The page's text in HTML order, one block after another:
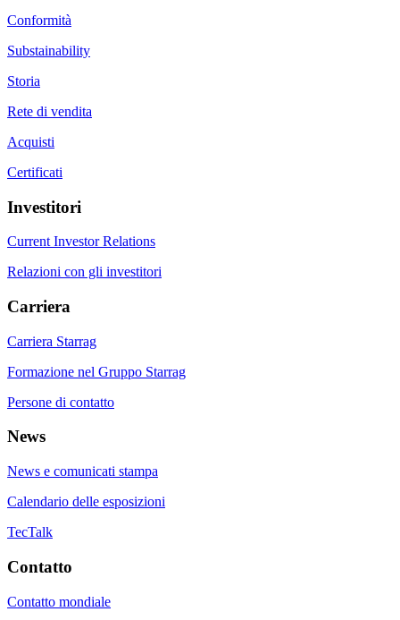
Conformità
Substainability
Storia
Rete di vendita
Acquisti
Certificati
Investitori
Current Investor Relations
Relazioni con gli investitori
Carriera
Carriera Starrag
Formazione nel Gruppo Starrag
Persone di contatto
News
News e comunicati stampa
Calendario delle esposizioni
TecTalk
Contatto
Contatto mondiale